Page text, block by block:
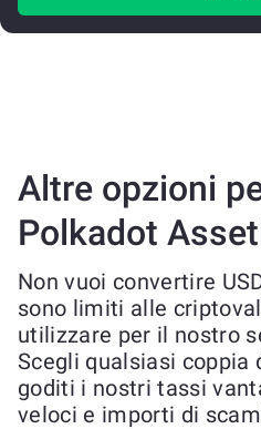
Altre opzioni
Polkadot
Non vuoi convertire
sono limiti alle
utilizzare per il nostro
Scegli qualsiasi coppia
goditi i nostri tassi
veloci e importi di